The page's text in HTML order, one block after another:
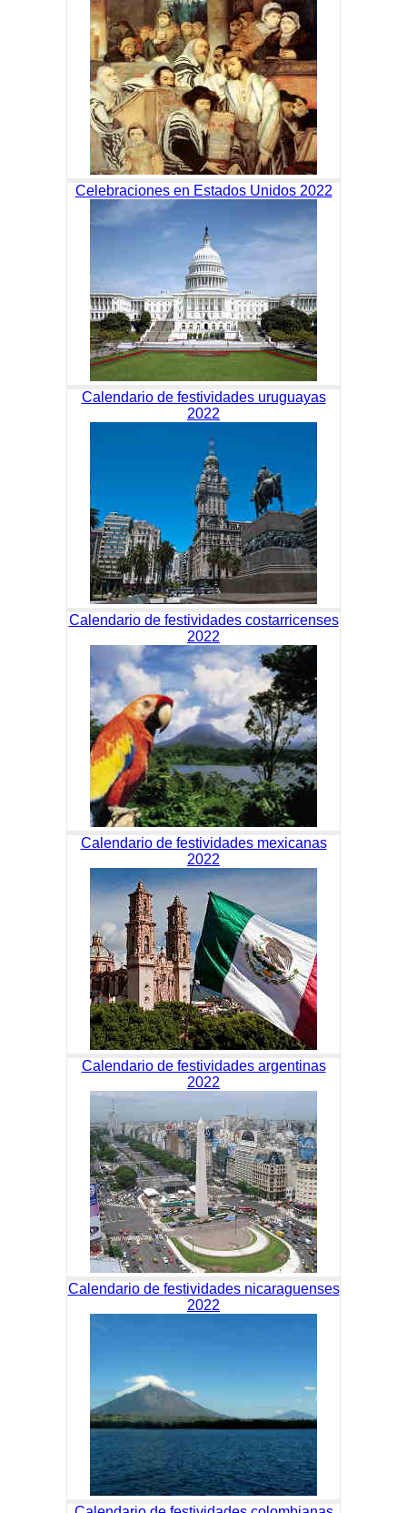
Celebraciones en Estados Unidos 2022
Calendario de festividades uruguayas
2022
Calendario de festividades costarricenses
2022
Calendario de festividades mexicanas
2022
Calendario de festividades argentinas
2022
Calendario de festividades nicaraguenses
2022